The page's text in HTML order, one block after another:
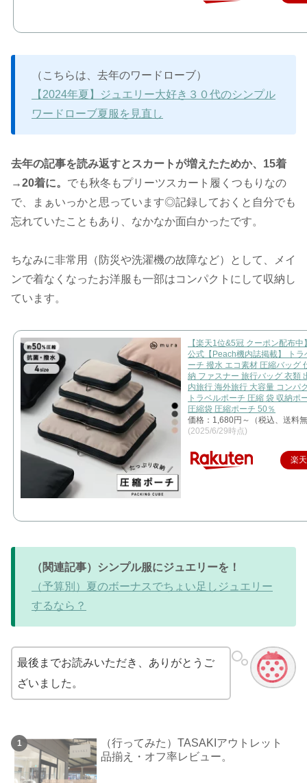
（こちらは、去年のワードローブ）
【2024年夏】ジュエリー大好き３０代のシンプル
ワードローブ夏服を見直し
去年の記事を読み返すとスカートが増えたためか、15着
→20着に。 でも秋冬もプリーツスカート履くつもりなの
で、まぁいっかと思っています◎記録しておくと自分でも
忘れていたこともあり、なかなか面白かったです。
ちなみに非常用（防災や洗濯機の故障など）として、メイ
ンで着なくなったお洋服も一部はコンパクトにして収納し
ています。
【楽天1位&5冠 クーポン配布中
公式【Peach機内誌掲載】 トラ
ーチ 撥水 エコ素材 圧縮バッグ
納 ファスナー 旅行バッグ 衣類
内旅行 海外旅行 大容量 コンパ
トラベルポーチ 圧縮 袋 収納ポ
圧縮袋 圧縮ポーチ 50％
価格：1,680円～（税込、送料
(2025/6/29時点)
楽
（関連記事）シンプル服にジュエリーを！
（予算別）夏のボーナスでちょい足しジュエリー
するなら？
最後までお読みいただき、ありがとうご
ざいました。
（行ってみた）TASAKIアウトレット
品揃え・オフ率レビュー。